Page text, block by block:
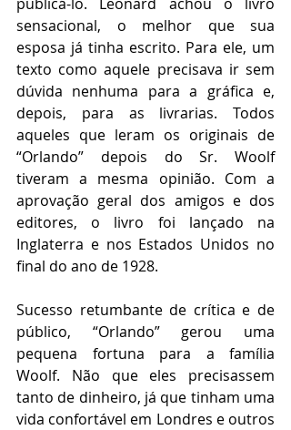
sensacional, o melhor que sua
esposa já tinha escrito. Para ele, um
texto como aquele precisava ir sem
dúvida nenhuma para a gráfica e,
depois, para as livrarias. Todos
aqueles que leram os originais de
“Orlando” depois do Sr. Woolf
tiveram a mesma opinião. Com a
aprovação geral dos amigos e dos
editores, o livro foi lançado na
Inglaterra e nos Estados Unidos no
final do ano de 1928.
Sucesso retumbante de crítica e de
público, “Orlando” gerou uma
pequena fortuna para a família
Woolf. Não que eles precisassem
tanto de dinheiro, já que tinham uma
vida confortável em Londres e outros